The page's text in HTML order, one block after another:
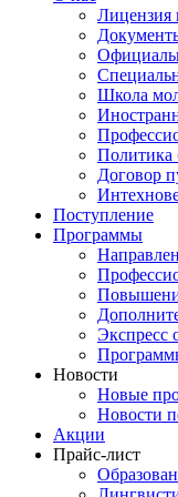
Лицензия
Школа
Политика
Договор
Поступление
Программы
Экспресс
Новости
Новые
Новости
Акции
Прайс-лист